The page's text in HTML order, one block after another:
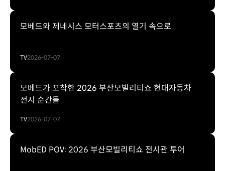
모베드와 제네시스 모터스포츠의 열기 속으로
TV2026-07-07
모베드가 포착한 2026 부산모빌리티쇼 현대자동차
전시 순간들
TV2026-07-07
MobED POV: 2026 부산모빌리티쇼 전시관 투어